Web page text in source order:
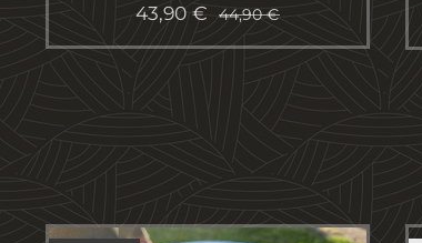
43,90 € 44,90€